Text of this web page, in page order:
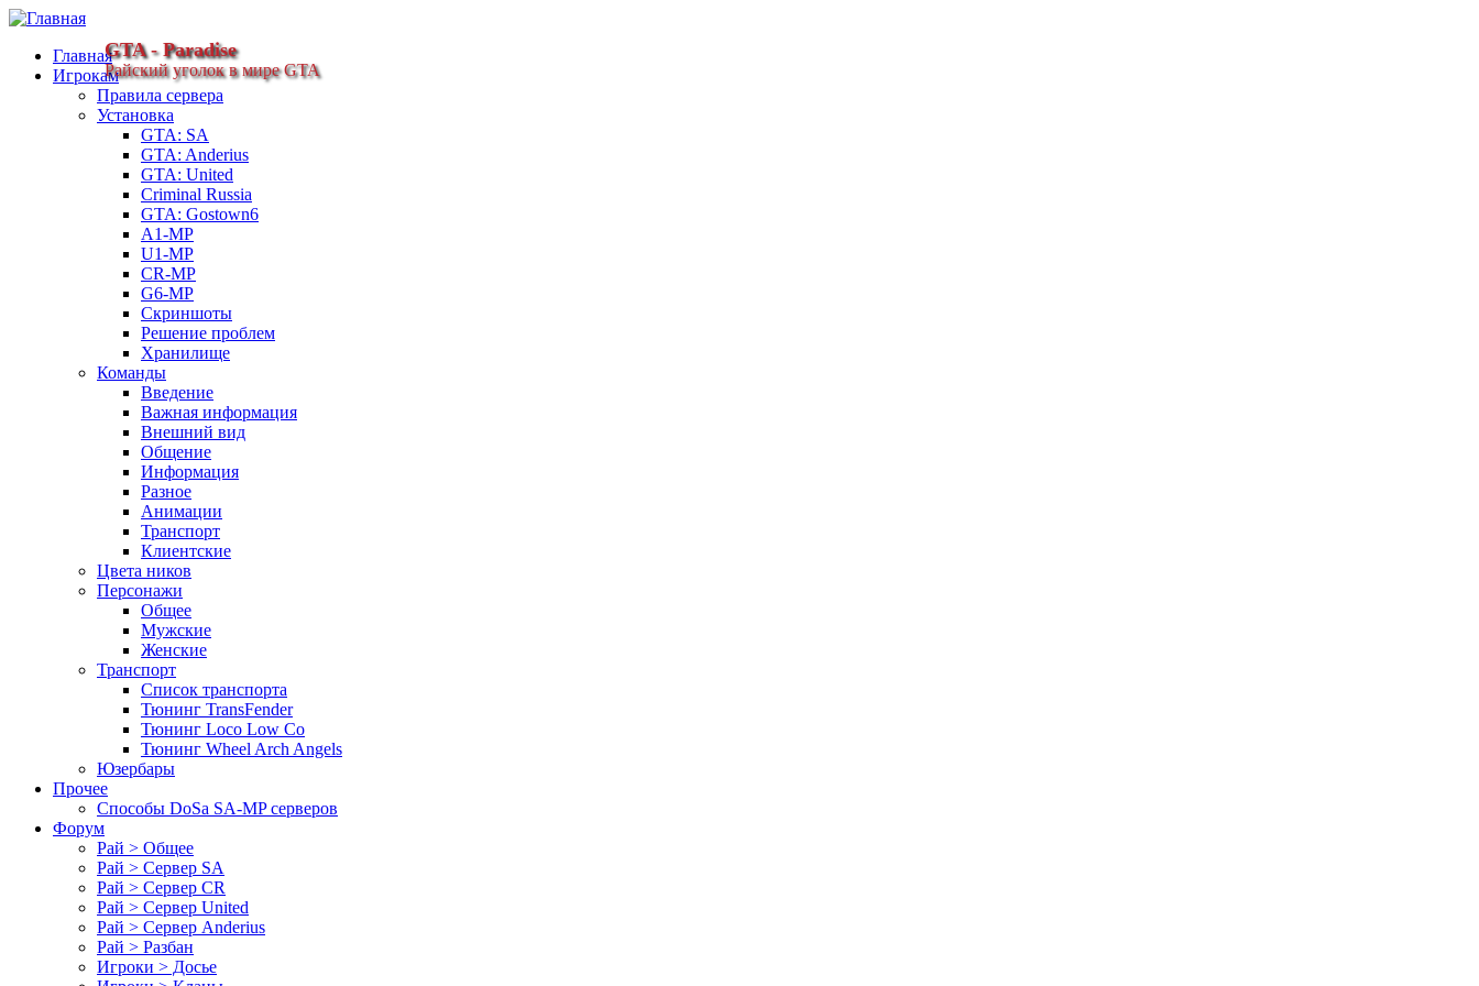
GTA - Paradise
Райский уголок в мире GTA
Главная
Игрокам
Правила сервера
Установка
GTA: SA
GTA: Anderius
GTA: United
Criminal Russia
GTA: Gostown6
A1-MP
U1-MP
CR-MP
G6-MP
Скриншоты
Решение проблем
Хранилище
Команды
Введение
Важная информация
Внешний вид
Общение
Информация
Разное
Анимации
Транспорт
Клиентские
Цвета ников
Персонажи
Общее
Мужские
Женские
Транспорт
Список транспорта
Тюнинг TransFender
Тюнинг Loco Low Co
Тюнинг Wheel Arch Angels
Юзербары
Прочее
Cпособы DoSа SA-MP серверов
Форум
Рай > Общее
Рай > Сервер SA
Рай > Сервер CR
Рай > Сервер United
Рай > Сервер Anderius
Рай > Разбан
Игроки > Досье